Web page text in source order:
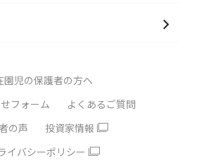
園児の保護者の方へ
フォーム
よくあるご質問
の声
投資家情報
イバシーポリシー